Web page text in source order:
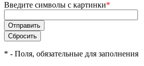
Введите символы с картинки*
* - Поля, обязательные для заполнения